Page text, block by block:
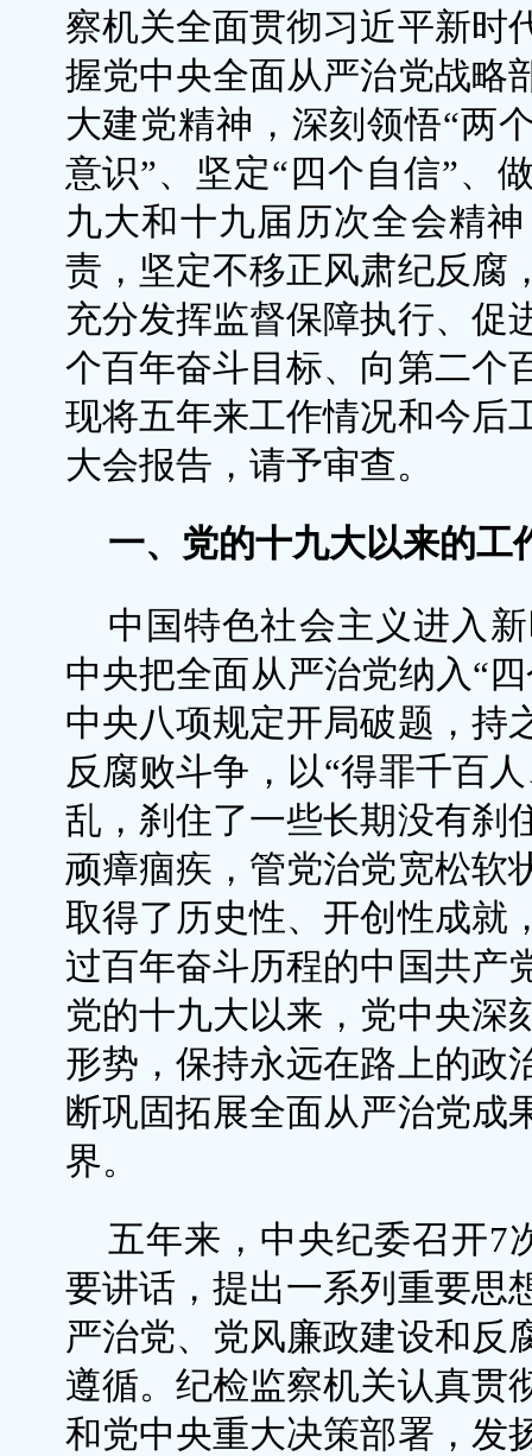
察机关全面贯彻习近平新时
握党中央全面从严治党战略
大建党精神，深刻领悟“两
意识”、坚定“四个自信”、
九大和十九届历次全会精
责，坚定不移正风肃纪反腐
充分发挥监督保障执行、促
个百年奋斗目标、向第二个
现将五年来工作情况和今后
大会报告，请予审查。
一、党的十九大以来的工
中国特色社会主义进入
中央把全面从严治党纳入“
中央八项规定开局破题，持
反腐败斗争，以“得罪千百
乱，刹住了一些长期没有刹
顽瘴痼疾，管党治党宽松软
取得了历史性、开创性成就
过百年奋斗历程的中国共产
党的十九大以来，党中央深
形势，保持永远在路上的政
断巩固拓展全面从严治党成
界。
五年来，中央纪委召开7
要讲话，提出一系列重要思
严治党、党风廉政建设和反
遵循。纪检监察机关认真贯
和党中央重大决策部署，发